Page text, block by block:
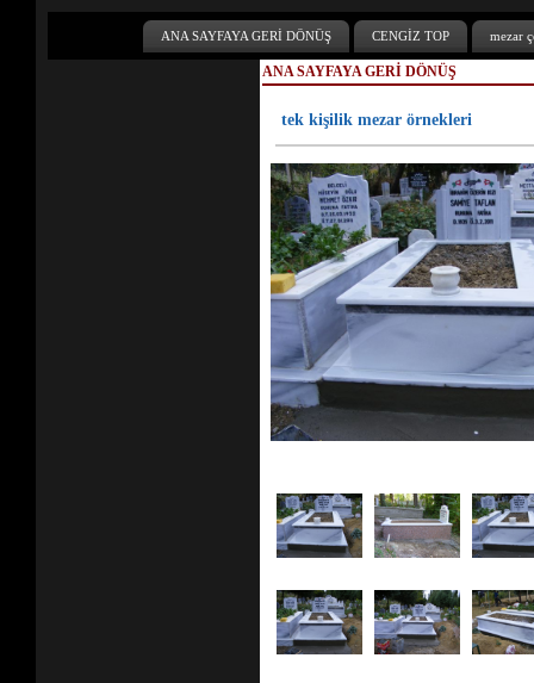
ANA SAYFAYA GERİ DÖNÜŞ CENGİZ TOP mezar
ANA SAYFAYA GERİ DÖNÜŞ
tek kişilik mezar örnekleri